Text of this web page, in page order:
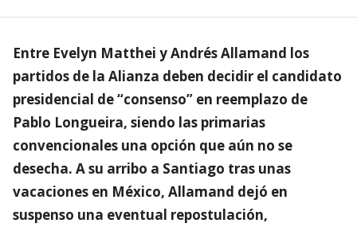
Entre Evelyn Matthei y Andrés Allamand los
partidos de la Alianza deben decidir el candidato
presidencial de “consenso” en reemplazo de
Pablo Longueira, siendo las primarias
convencionales una opción que aún no se
desecha. A su arribo a Santiago tras unas
vacaciones en México, Allamand dejó en
suspenso una eventual repostulación,